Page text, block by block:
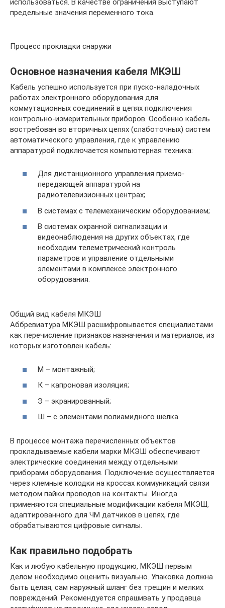
предельные значения переменного тока.
Процесс прокладки снаружи
Основное назначения кабеля МКЭШ
Кабель успешно используется при пуско-наладочных
работах электронного оборудования для
коммутационных соединений в цепях подключения
контрольно-измерительных приборов. Особенно кабель
востребован во вторичных цепях (слаботочных) систем
автоматического управления, где к управлению
аппаратурой подключается компьютерная техника:
Для дистанционного управления приемо-
передающей аппаратурой на
радиотелевизионных центрах;
В системах с телемеханическим оборудованием;
В системах охранной сигнализации и
видеонаблюдения на других объектах, где
необходим телеметрический контроль
параметров и управление отдельными
элементами в комплексе электронного
оборудования.
Общий вид кабеля МКЭШ
Аббревиатура МКЭШ расшифровывается специалистами
как перечисление признаков назначения и материалов, из
которых изготовлен кабель:
М – монтажный;
К – капроновая изоляция;
Э – экранированный;
Ш – с элементами полиамидного шелка.
В процессе монтажа перечисленных объектов
прокладываемые кабели марки МКЭШ обеспечивают
электрические соединения между отдельными
приборами оборудования. Подключение осуществляется
через клемные колодки на кроссах коммуникаций связи
методом пайки проводов на контакты. Иногда
применяются специальные модификации кабеля МКЭШ,
адаптированного для ЧМ датчиков в цепях, где
обрабатываются цифровые сигналы.
Как правильно подобрать
Как и любую кабельную продукцию, МКЭШ первым
делом необходимо оценить визуально. Упаковка должна
быть целая, сам наружный шланг без трещин и мелких
повреждений. Рекомендуется спрашивать у продавца